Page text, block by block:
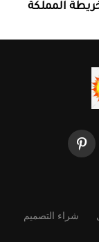
المملكة
شراء التصميم